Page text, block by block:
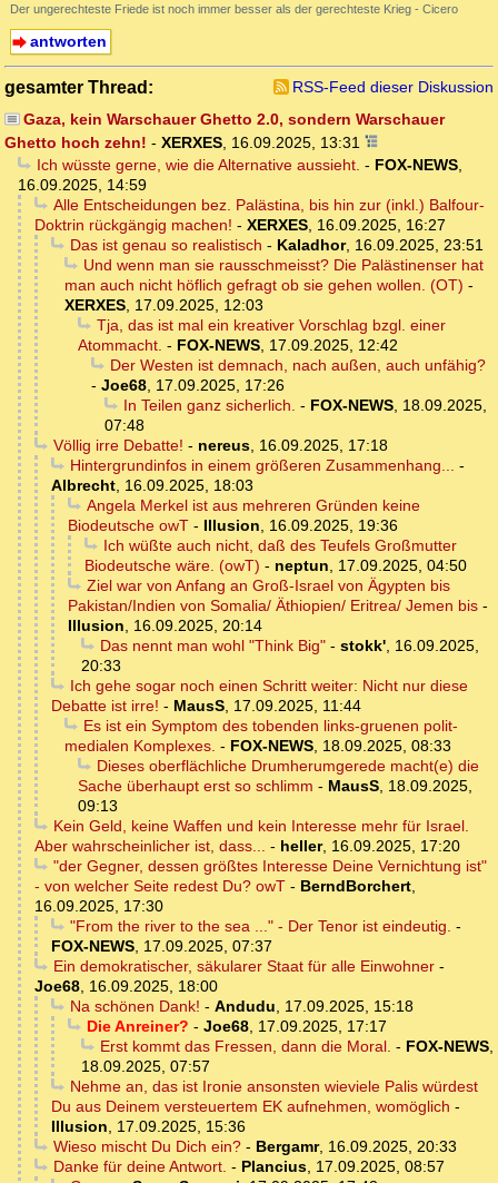
Der ungerechteste Friede ist noch immer besser als der gerechteste Krieg - Cicero
antworten
gesamter Thread:
RSS-Feed dieser Diskussion
Gaza, kein Warschauer Ghetto 2.0, sondern Warschauer
Ghetto hoch zehn! - XERXES, 16.09.2025, 13:31
Ich wüsste gerne, wie die Alternative aussieht. - FOX-NEWS,
16.09.2025, 14:59
Alle Entscheidungen bez. Palästina, bis hin zur (inkl.) Balfour-
Doktrin rückgängig machen! - XERXES, 16.09.2025, 16:27
Das ist genau so realistisch - Kaladhor, 16.09.2025, 23:51
Und wenn man sie rausschmeisst? Die Palästinenser hat
man auch nicht höflich gefragt ob sie gehen wollen. (OT) -
XERXES, 17.09.2025, 12:03
Tja, das ist mal ein kreativer Vorschlag bzgl. einer
Atommacht. - FOX-NEWS, 17.09.2025, 12:42
Der Westen ist demnach, nach außen, auch unfähig?
- Joe68, 17.09.2025, 17:26
In Teilen ganz sicherlich. - FOX-NEWS, 18.09.2025,
07:48
Völlig irre Debatte! - nereus, 16.09.2025, 17:18
Hintergrundinfos in einem größeren Zusammenhang... -
Albrecht, 16.09.2025, 18:03
Angela Merkel ist aus mehreren Gründen keine
Biodeutsche owT - Illusion, 16.09.2025, 19:36
Ich wüßte auch nicht, daß des Teufels Großmutter
Biodeutsche wäre. (owT) - neptun, 17.09.2025, 04:50
Ziel war von Anfang an Groß-Israel von Ägypten bis
Pakistan/Indien von Somalia/ Äthiopien/ Eritrea/ Jemen bis -
Illusion, 16.09.2025, 20:14
Das nennt man wohl "Think Big"- stokk', 16.09.2025,
20:33
Ich gehe sogar noch einen Schritt weiter: Nicht nur diese
Debatte ist irre! - MausS, 17.09.2025, 11:44
Es ist ein Symptom des tobenden links-gruenen polit-
medialen Komplexes. - FOX-NEWS, 18.09.2025, 08:33
Dieses oberflächliche Drumherumgerede macht(e) die
Sache überhaupt erst so schlimm - MausS, 18.09.2025,
09:13
Kein Geld, keine Waffen und kein Interesse mehr für Israel.
Aber wahrscheinlicher ist, dass... - heller, 16.09.2025, 17:20
"der Gegner, dessen größtes Interesse Deine Vernichtung ist"
- von welcher Seite redest Du? owT - BerndBorchert,
16.09.2025, 17:30
"From the river to the sea ..." - Der Tenor ist eindeutig. -
FOX-NEWS, 17.09.2025, 07:37
Ein demokratischer, säkularer Staat für alle Einwohner-
Joe68, 16.09.2025, 18:00
Na schönen Dank! - Andudu, 17.09.2025, 15:18
Die Anreiner? - Joe68, 17.09.2025, 17:17
Erst kommt das Fressen, dann die Moral. - FOX-NEWS,
18.09.2025, 07:57
Nehme an, das ist Ironie ansonsten wieviele Palis würdest
Du aus Deinem versteuertem EK aufnehmen, womöglich -
Illusion, 17.09.2025, 15:36
Wieso mischt Du Dich ein?- Bergamr, 16.09.2025, 20:33
Danke für deine Antwort. - Plancius, 17.09.2025, 08:57